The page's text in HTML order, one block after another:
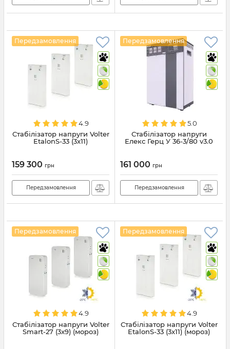
Передзамовлення
4.9
Стабілізатор напруги Volter
EtalonS-33 (3x11)
159 300 грн
Передзамовлення
Передзамовлення
5.0
Стабілізатор напруги
Елекс Герц У 36-3/80 v3.0
161 000 грн
Передзамовлення
Передзамовлення
4.9
Стабілізатор напруги Volter
Smart-27 (3x9) (мороз)
Передзамовлення
4.9
Стабілізатор напруги Volter
EtalonS-33 (3x11) (мороз)